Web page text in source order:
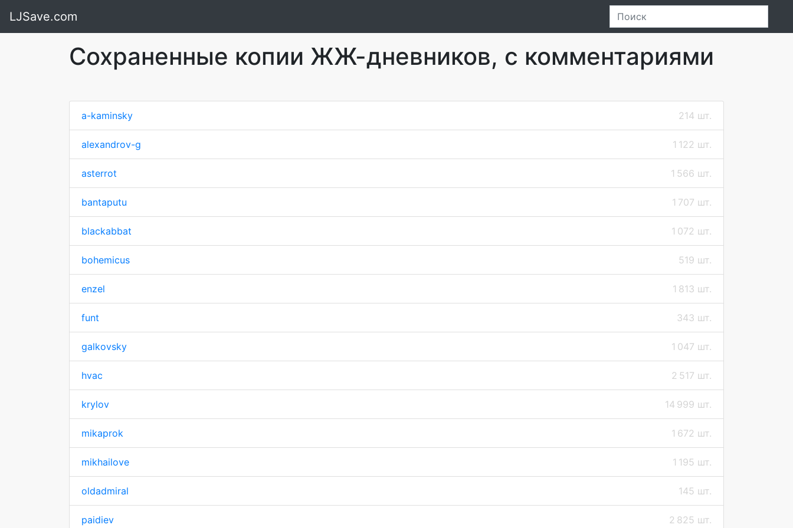
LJSave.com
Сохраненные копии ЖЖ-дневников, с комментариями
a-kaminsky 214 шт.
alexandrov-g 1 122 шт.
asterrot 1 566 шт.
bantaputu 1 707 шт.
blackabbat 1 072 шт.
bohemicus 519 шт.
enzel 1 813 шт.
funt 343 шт.
galkovsky 1 047 шт.
hvac 2 517 шт.
krylov 14 999 шт.
mikaprok 1 672 шт.
mikhailove 1 195 шт.
oldadmiral 145 шт.
paidiev 2 825 шт.